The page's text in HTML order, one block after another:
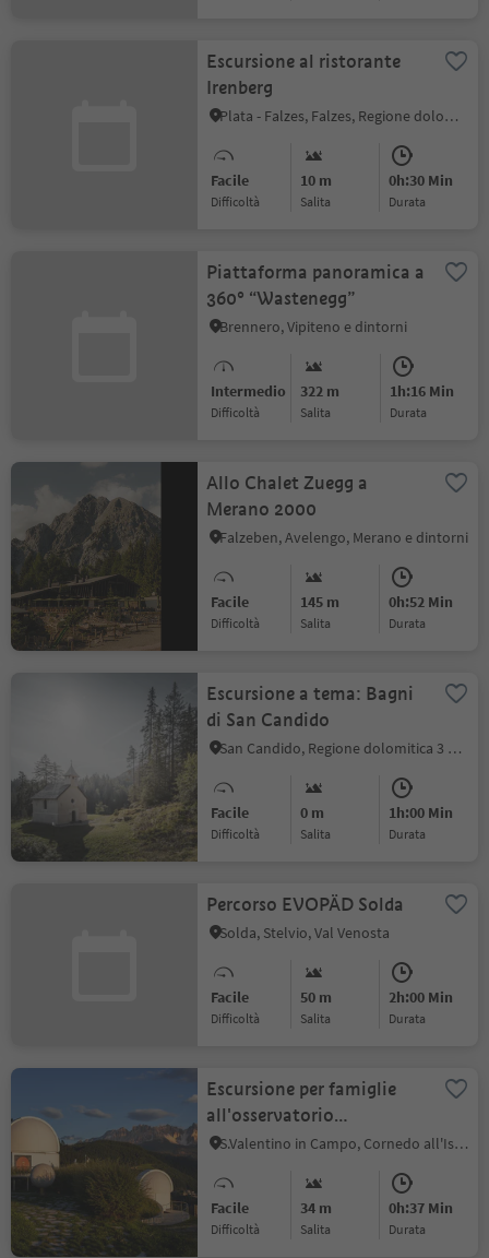
Escursione al ristorante
Irenberg
Plata - Falzes, Falzes, Regione dolomitica Plan de Corones
Facile
Difficoltà
10 m
Salita
0h:30 Min
durata
Piattaforma panoramica a
360° “Wastenegg”
Brennero, Vipiteno e dintorni
Intermedio
Difficoltà
322 m
Salita
1h:16 Min
durata
Allo Chalet Zuegg a
Merano 2000
Falzeben, Avelengo, Merano e dintorni
Facile
Difficoltà
145 m
Salita
0h:52 Min
durata
Escursione a tema: Bagni
di San Candido
San Candido, Regione dolomitica 3 Cime
Facile
Difficoltà
0 m
Salita
1h:00 Min
durata
Percorso EVOPÄD Solda
Solda, Stelvio, Val Venosta
Facile
Difficoltà
50 m
Salita
2h:00 Min
durata
Escursione per famiglie
all'osservatorio
astronomico a San
S.Valentino in Campo, Cornedo all'Isarco, Regione dolomitica Val d'Ega
Facile
Difficoltà
34 m
Salita
0h:37 Min
durata